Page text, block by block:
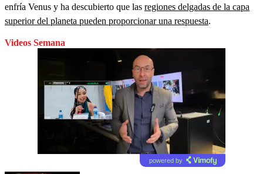
enfría Venus y ha descubierto que las regiones delgadas de la capa
superior del planeta pueden proporcionar una respuesta.
Videos Semana
powered by